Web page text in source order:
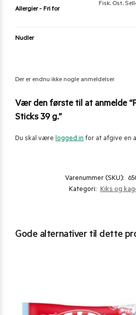
Allergier - Fri for
Fisk, Ost,
Nudler
Der er endnu ikke nogle anmeldelser.
Vær den første til at anmelde
Sticks 39 g.”
Du skal være logged in for at afgive en
Varenummer (SKU):
Kategori: Kiks og
Gode alternativer til dette